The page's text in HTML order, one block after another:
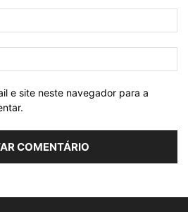
e site neste navegador para a